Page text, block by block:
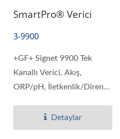
SmartPro® Verici
3-9900
+GF+ Signet 9900 Tek
Kanallı Verici, Akış,
ORP/pH, İletkenlik/Direnç,
Detaylar